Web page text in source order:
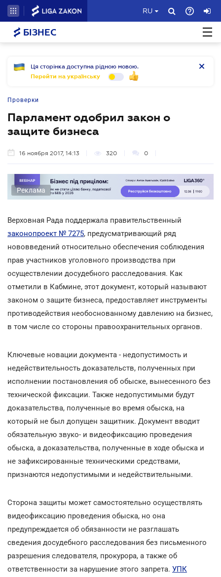
RU
БІЗНЕС
Ця сторінка доступна рідною мовою.
Перейти на українську
Проверки
Парламент одобрил закон о
защите бизнеса
16 ноября 2017, 14:13 320 0
Реклама
Верховная Рада поддержала правительственный
законопроект № 7275, предусматривающий ряд
нововведений относительно обеспечения соблюдения
прав участников уголовного производства при
осуществлении досудебного расследования. Как
отметили в Кабмине, этот документ, который называют
законом о защите бизнеса, предоставляет инструменты
противодействия необоснованному давлению на бизнес,
в том числе со стороны правоохранительных органов.
Ключевые новации документа - недопустимость и
недействительность доказательств, полученных при
исполнении постановления об обыске, вынесенного без
технической фиксации. Также недопустимыми будут
доказательства, полученные во время обыска, на
который не был допущен защитник. Документ вводит
обязательную звуко- и видеофиксацию проведения
обыска, а доказательства, полученные в ходе обыска и
не зафиксированные техническими средствами,
признаются недопустимыми и недействительными.
Сторона защиты может самостоятельно осуществлять
видеофиксацию проведения обыска, но она
предупреждается об обязанности не разглашать
сведения досудебного расследования без письменного
разрешения следователя, прокурора, а также об
ответственности за нарушение этого запрета. УПК